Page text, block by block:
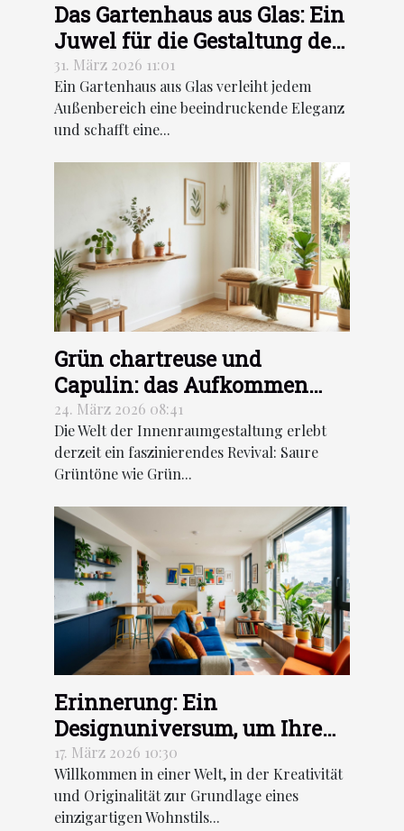
Das Gartenhaus aus Glas: Ein
Juwel für die Gestaltung des
Außenbereichs
31. März 2026 11:01
Ein Gartenhaus aus Glas verleiht jedem
Außenbereich eine beeindruckende Eleganz
und schafft eine...
Grün chartreuse und
Capulin: das Aufkommen
saurer Grüntöne in der
Dekoration
24. März 2026 08:41
Die Welt der Innenraumgestaltung erlebt
derzeit ein faszinierendes Revival: Saure
Grüntöne wie Grün...
Erinnerung: Ein
Designuniversum, um Ihre
Dekoration neu zu erfinden
17. März 2026 10:30
Willkommen in einer Welt, in der Kreativität
und Originalität zur Grundlage eines
einzigartigen Wohnstils...